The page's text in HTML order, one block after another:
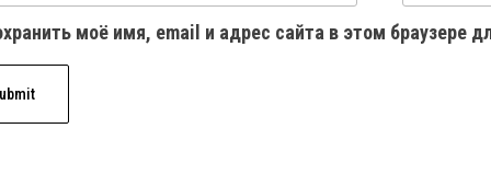
моё имя, email и адрес сайта в этом браузере